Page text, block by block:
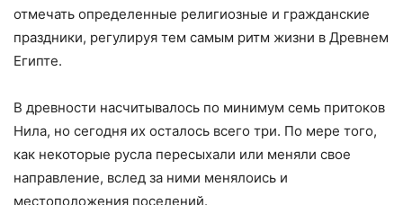
отмечать определенные религиозные и гражданские
праздники, регулируя тем самым ритм жизни в Древнем
Египте.
В древности насчитывалось по минимум семь притоков
Нила, но сегодня их осталось всего три. По мере того,
как некоторые русла пересыхали или меняли свое
направление, вслед за ними менялоись и
местоположения поселений.